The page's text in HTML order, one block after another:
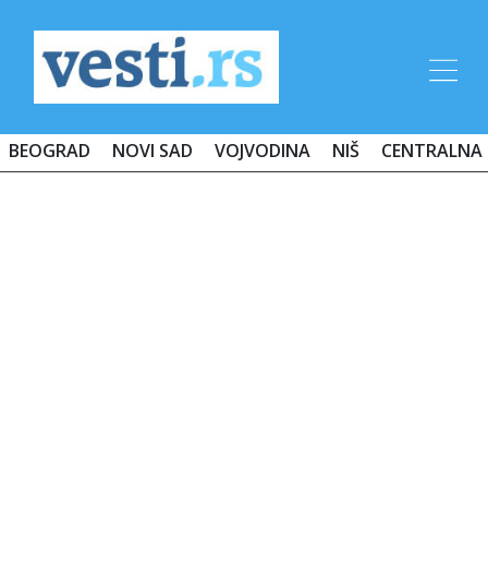
BEOGRAD NOVI SAD VOJVODINA NIŠ CENTRALNA